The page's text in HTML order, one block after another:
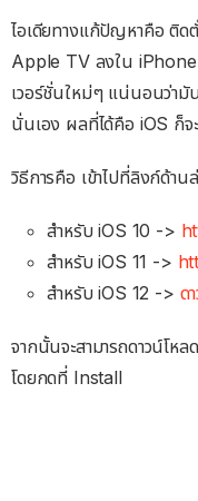
ไอเดียทางแก้ปัญหาคือ ติ
Apple TV ลงใน iPhone
เวอร์ชั่นใหม่ๆ แน่นอนว่ามั
นั่นเอง ผลที่ได้คือ iOS ก็จ
วิธีการคือ เข้าไปที่ลิงก์ด้าน
สำหรับ iOS 10 ->
สำหรับ iOS 11 ->
สำหรับ iOS 12 -> ด
จากนั้นจะสามารถดาวน์โห
โดยกดที่ Install